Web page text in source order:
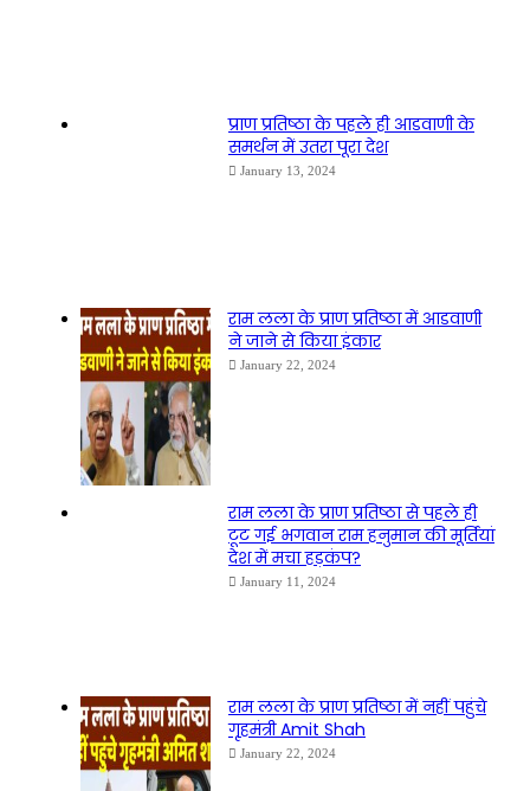
प्राण प्रतिष्ठा के पहले ही आडवाणी के
समर्थन में उतरा पूरा देश
January 13, 2024
राम लला के प्राण प्रतिष्ठा में आडवाणी
ने जाने से किया इंकार
January 22, 2024
राम लला के प्राण प्रतिष्ठा से पहले ही
टूट गई भगवान राम हनुमान की मूर्तियां
देश में मचा हड़कंप?
January 11, 2024
राम लला के प्राण प्रतिष्ठा में नहीं पहुंचे
गृहमंत्री Amit Shah
January 22, 2024